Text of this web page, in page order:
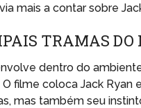
mais a contar sobre
TRAMAS DO
dentro do
O filme coloca Jack Ryan
mas também seu